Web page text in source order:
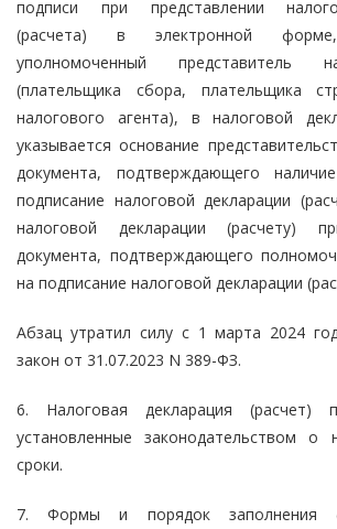
подписи при представлении
(расчета) в электронной
уполномоченный представитель
(плательщика сбора, плательщика
налогового агента), в налоговой
указывается основание
документа, подтверждающего
подписание налоговой декларации
налоговой декларации (расчету)
документа, подтверждающего
на подписание налоговой декларации
Абзац утратил силу с 1 марта 2024
закон от 31.07.2023 N 389-ФЗ.
6. Налоговая декларация (расчет)
установленные законодательством о
сроки.
7. Формы и порядок заполнения